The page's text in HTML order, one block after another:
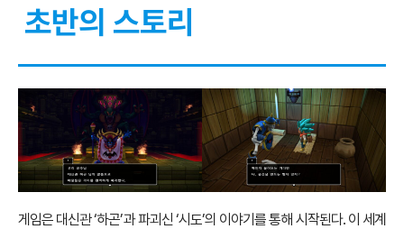
초반의 스토리
게임은 대신관 ‘하곤’과 파괴신 ‘시도’의 이야기를 통해 시작된다. 이 세계